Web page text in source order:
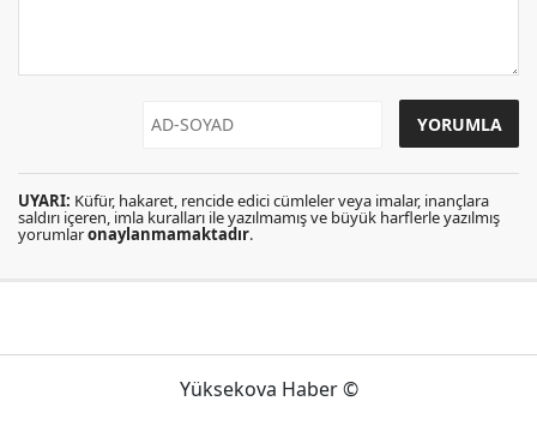
UYARI: Küfür, hakaret, rencide edici cümleler veya imalar, inançlara
saldırı içeren, imla kuralları ile yazılmamış ve büyük harflerle yazılmış
yorumlaronaylanmamaktadır.
Yüksekova Haber ©